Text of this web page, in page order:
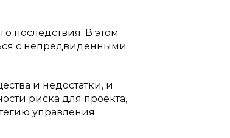
последствия. В этом
с непредвиденными
и недостатки, и
риска для проекта,
управления